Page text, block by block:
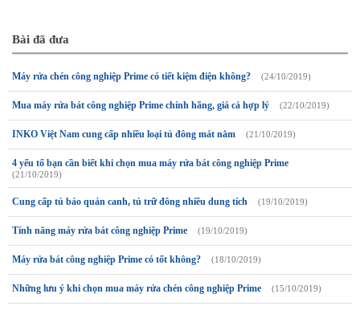
Bài đã đưa
Máy rửa chén công nghiệp Prime có tiết kiệm điện không? (24/10/2019)
Mua máy rửa bát công nghiệp Prime chính hãng, giá cả hợp lý (22/10/2019)
INKO Việt Nam cung cấp nhiều loại tủ đông mát nằm (21/10/2019)
4 yếu tố bạn cần biết khi chọn mua máy rửa bát công nghiệp Prime
(21/10/2019)
Cung cấp tủ bảo quản canh, tủ trữ đông nhiều dung tích (19/10/2019)
Tính năng máy rửa bát công nghiệp Prime (19/10/2019)
Máy rửa bát công nghiệp Prime có tốt không? (18/10/2019)
Những lưu ý khi chọn mua máy rửa chén công nghiệp Prime (15/10/2019)